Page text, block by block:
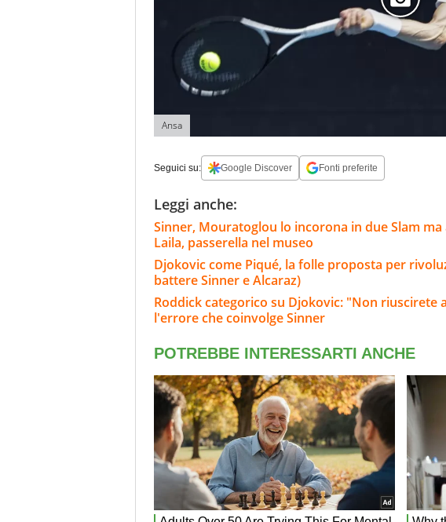
Ansa
Seguici su: Google Discover Fonti preferite
Leggi anche:
Sinner, Mouratoglou lo incorona in due Slam
Laila, passerella nel museo
Djokovic come Piqué, la folle proposta per
battere Sinner e Alcaraz)
Roddick categorico su Djokovic: "Non riuscirete
l'errore che coinvolge Sinner